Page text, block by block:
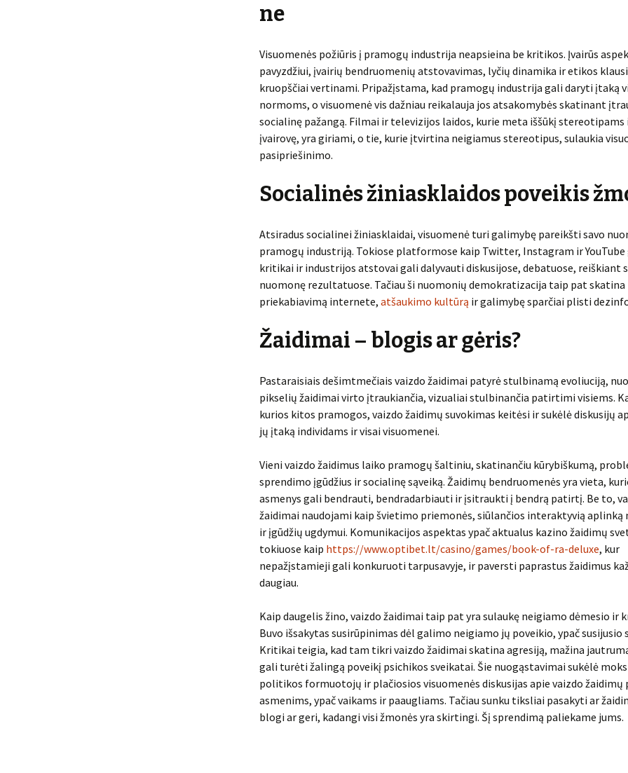
ne
Visuomenės požiūris į pramogų industrija neapsieina be kritikos. Įvairūs
pavyzdžiui, įvairių bendruomenių atstovavimas, lyčių dinamika ir etikos
kruopščiai vertinami. Pripažįstama, kad pramogų industrija gali daryti įtaką
normoms, o visuomenė vis dažniau reikalauja jos atsakomybės skatinant
socialinę pažangą. Filmai ir televizijos laidos, kurie meta iššūkį
įvairovę, yra giriami, o tie, kurie įtvirtina neigiamus stereotipus, sulaukia
pasipriešinimo.
Socialinės žiniasklaidos poveikis
Atsiradus socialinei žiniasklaidai, visuomenė turi galimybę pareikšti savo
pramogų industriją. Tokiose platformose kaip Twitter, Instagram ir YouTube
kritikai ir industrijos atstovai gali dalyvauti diskusijose, debatuose, reiškiant
nuomonę rezultatuose. Tačiau ši nuomonių demokratizacija taip pat skatina
priekabiavimą internete, atšaukimo kultūrą ir galimybę sparčiai plisti
Žaidimai – blogis ar gėris?
Pastaraisiais dešimtmečiais vaizdo žaidimai patyrė stulbinamą evoliuciją,
pikselių žaidimai virto įtraukiančia, vizualiai stulbinančia patirtimi visiems.
kurios kitos pramogos, vaizdo žaidimų suvokimas keitėsi ir sukėlė diskusijų
jų įtaką individams ir visai visuomenei.
Vieni vaizdo žaidimus laiko pramogų šaltiniu, skatinančiu kūrybiškumą,
sprendimo įgūdžius ir socialinę sąveiką. Žaidimų bendruomenės yra vieta,
asmenys gali bendrauti, bendradarbiauti ir įsitraukti į bendrą patirtį. Be to,
žaidimai naudojami kaip švietimo priemonės, siūlančios interaktyvią aplinką
ir įgūdžių ugdymui. Komunikacijos aspektas ypač aktualus kazino žaidimų
tokiuose kaip https://www.optibet.lt/casino/games/book-of-ra-deluxe, kur
nepažįstamieji gali konkuruoti tarpusavyje, ir paversti paprastus žaidimus
daugiau.
Kaip daugelis žino, vaizdo žaidimai taip pat yra sulaukę neigiamo dėmesio ir
Buvo išsakytas susirūpinimas dėl galimo neigiamo jų poveikio, ypač susijusio
Kritikai teigia, kad tam tikri vaizdo žaidimai skatina agresiją, mažina
gali turėti žalingą poveikį psichikos sveikatai. Šie nuogąstavimai sukėlė
politikos formuotojų ir plačiosios visuomenės diskusijas apie vaizdo žaidimų
asmenims, ypač vaikams ir paaugliams. Tačiau sunku tiksliai pasakyti ar
blogi ar geri, kadangi visi žmonės yra skirtingi. Šį sprendimą paliekame jums.